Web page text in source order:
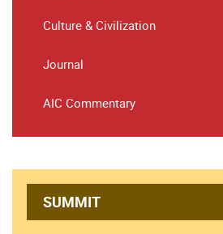
Culture & Civilization
Journal
AIC Commentary
SUMMIT